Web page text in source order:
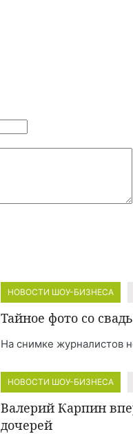
НОВОСТИ ШОУ-БИЗНЕСА
Тайное фото со
На снимке журналистов
НОВОСТИ ШОУ-БИЗНЕСА
Валерий Карпин
дочерей